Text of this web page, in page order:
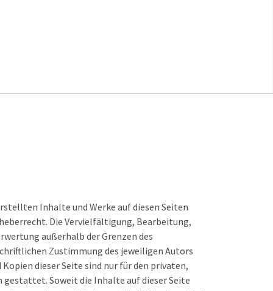
Inhalte und Werke auf diesen Seiten
Die Vervielfältigung, Bearbeitung,
außerhalb der Grenzen des
Zustimmung des jeweiligen Autors
dieser Seite sind nur für den privaten,
Soweit die Inhalte auf dieser Seite